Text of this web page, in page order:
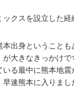
ックスを設立した経
本出身ということ
が大きなきっかけ
いる最中に熊本地
早速熊本に入りま